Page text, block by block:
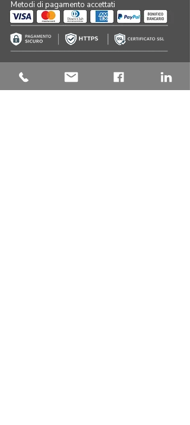
Metodi di pagamento accettati
Navigazione sicura su questo sito